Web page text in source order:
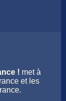
! met à
et les